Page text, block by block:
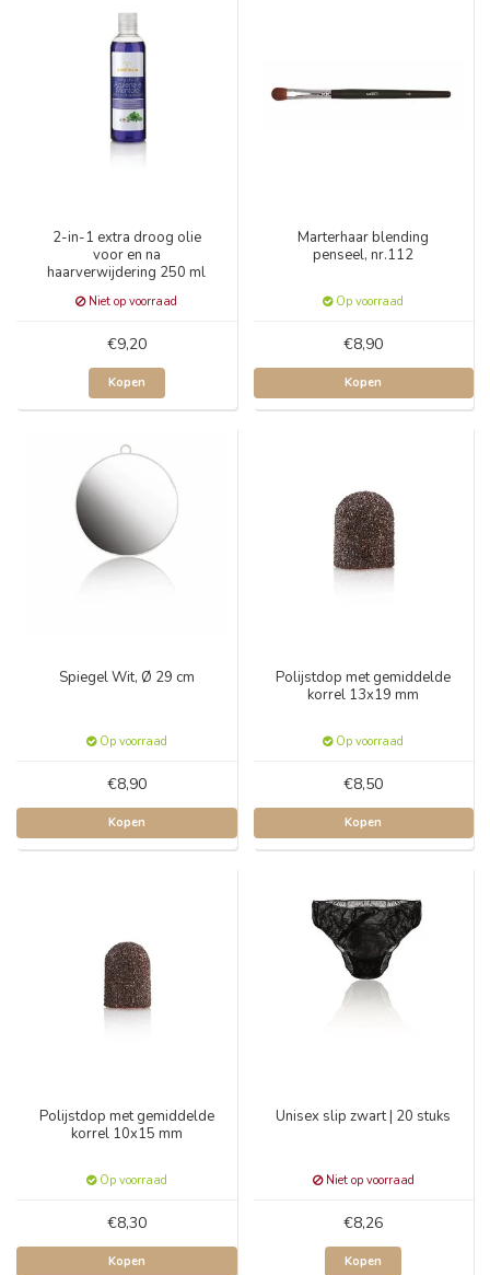
2-in-1 extra droog olie
voor en na
haarverwijdering 250 ml
Niet op voorraad
€9,20
Kopen
Marterhaar blending
penseel, nr.112
Op voorraad
€8,90
Kopen
Spiegel Wit, Ø 29 cm
Op voorraad
€8,90
Kopen
Polijstdop met gemiddelde
korrel 13x19 mm
Op voorraad
€8,50
Kopen
Polijstdop met gemiddelde
korrel 10x15 mm
Op voorraad
€8,30
Kopen
Unisex slip zwart | 20 stuks
Niet op voorraad
€8,26
Kopen